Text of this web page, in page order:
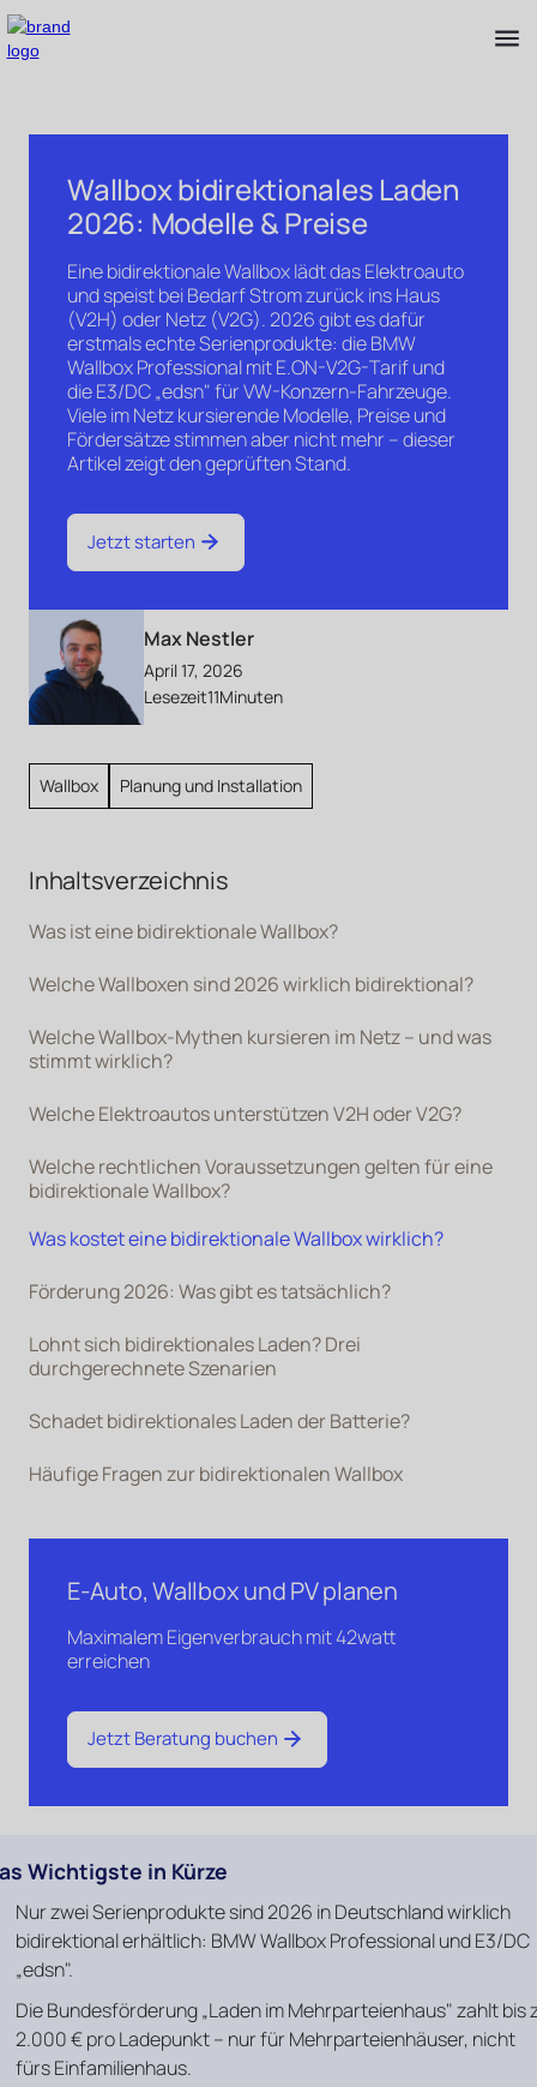
Max Nestler
April 17, 2026
Lesezeit11Minuten
Wallbox Planung und Installation
Wallbox bidirektionales Laden
2026: Modelle & Preise
Eine bidirektionale Wallbox lädt das Elektroauto
und speist bei Bedarf Strom zurück ins Haus
(V2H) oder Netz (V2G). 2026 gibt es dafür
erstmals echte Serienprodukte: die BMW
Wallbox Professional mit E.ON-V2G-Tarif und
die E3/DC „edsn" für VW-Konzern-Fahrzeuge.
Viele im Netz kursierende Modelle, Preise und
Fördersätze stimmen aber nicht mehr – dieser
Artikel zeigt den geprüften Stand.
Jetzt starten
Inhaltsverzeichnis
Was ist eine bidirektionale Wallbox?
Welche Wallboxen sind 2026 wirklich bidirektional?
Welche Wallbox-Mythen kursieren im Netz – und was
stimmt wirklich?
Welche Elektroautos unterstützen V2H oder V2G?
Welche rechtlichen Voraussetzungen gelten für eine
bidirektionale Wallbox?
Was kostet eine bidirektionale Wallbox wirklich?
Förderung 2026: Was gibt es tatsächlich?
Lohnt sich bidirektionales Laden? Drei
durchgerechnete Szenarien
Schadet bidirektionales Laden der Batterie?
Häufige Fragen zur bidirektionalen Wallbox
E-Auto, Wallbox und PV planen
Maximalem Eigenverbrauch mit 42watt
erreichen
Jetzt Beratung buchen
Wichtigste in Kürze
Nur zwei Serienprodukte sind 2026 in Deutschland wirklich
bidirektional erhältlich: BMW Wallbox Professional und E3/DC
„edsn".
Die Bundesförderung „Laden im Mehrparteienhaus" zahlt bis
2.000 € pro Ladepunkt – nur für Mehrparteienhäuser, nicht
fürs Einfamilienhaus.